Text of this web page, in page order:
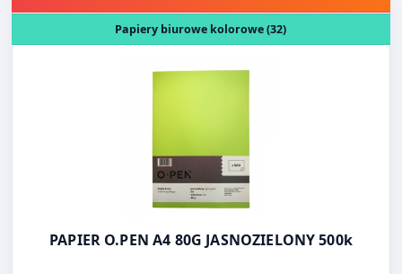
PAPIER O.PEN A4 80G JASNOZIELONY 500k
38,00 PLN/ryza